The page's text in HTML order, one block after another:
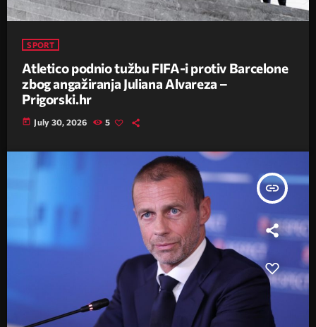
SPORT
Atletico podnio tužbu FIFA-i protiv Barcelone
zbog angažiranja Juliana Alvareza –
Prigorski.hr
today July 30, 2026 5
insert_link